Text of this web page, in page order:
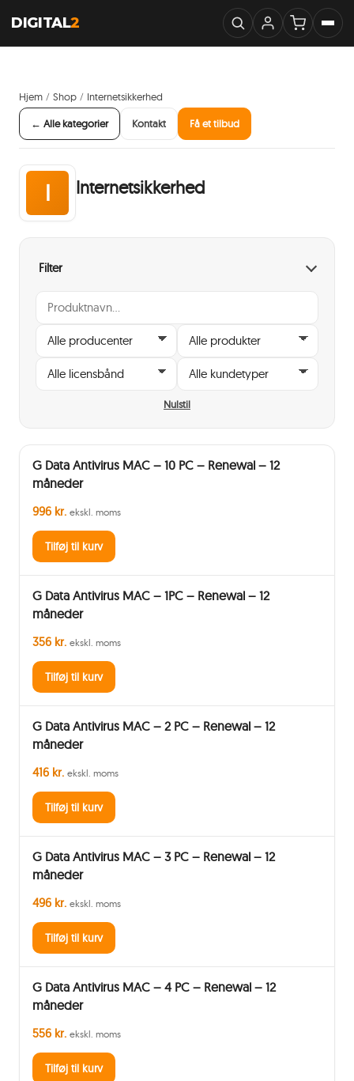
DIGITAL2
Hjem / Shop / Internetsikkerhed
← Alle kategorier Kontakt Få et tilbud
I Internetsikkerhed
Filter
Nulstil
G Data Antivirus MAC – 10 PC – Renewal – 12
måneder
996 kr. ekskl. moms
Tilføj til kurv
G Data Antivirus MAC – 1PC – Renewal – 12
måneder
356 kr. ekskl. moms
Tilføj til kurv
G Data Antivirus MAC – 2 PC – Renewal – 12
måneder
416 kr. ekskl. moms
Tilføj til kurv
G Data Antivirus MAC – 3 PC – Renewal – 12
måneder
496 kr. ekskl. moms
Tilføj til kurv
G Data Antivirus MAC – 4 PC – Renewal – 12
måneder
556 kr. ekskl. moms
Tilføj til kurv